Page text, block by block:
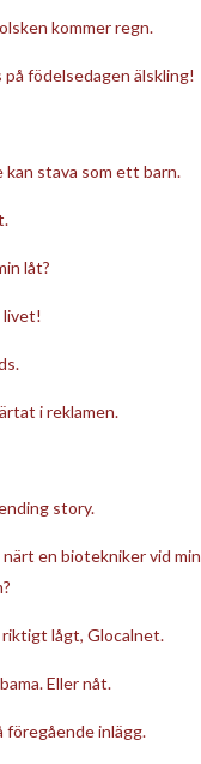
kommer regn.
födelsedagen älskling!
kan stava som ett barn.
låt?
livet!
i reklamen.
story.
närt en biotekniker vid min
lågt, Glocalnet.
Eller nåt.
föregående inlägg.